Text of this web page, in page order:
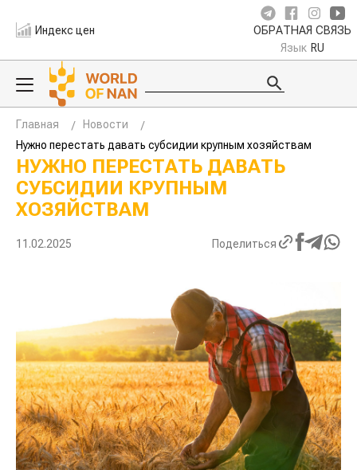
Индекс цен ОБРАТНАЯ СВЯЗЬ
Язык RU
Главная
Новости
Нужно перестать давать субсидии крупным хозяйствам
НУЖНО ПЕРЕСТАТЬ ДАВАТЬ
СУБСИДИИ КРУПНЫМ
ХОЗЯЙСТВАМ
11.02.2025 Поделиться